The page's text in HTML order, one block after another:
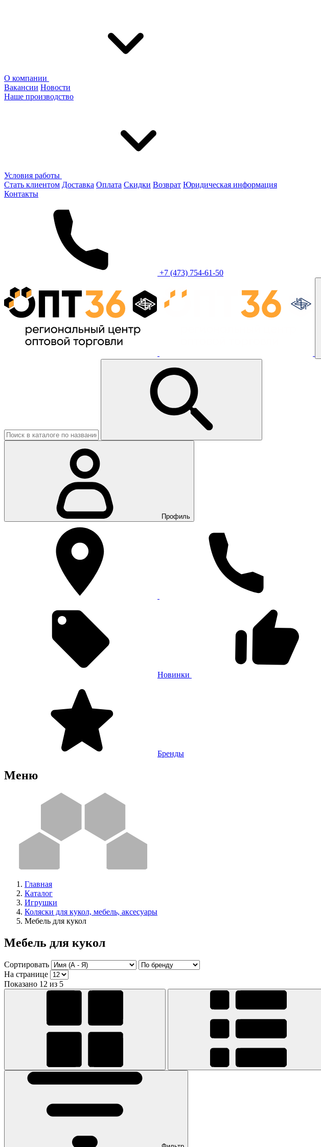
О компании
Вакансии Новости
Наше производство
Условия работы
Стать клиентом Доставка Оплата Скидки Возврат Юридическая информация
Контакты
+7 (473) 754-61-50
Профиль
Новинки
Бренды
Меню
Главная
Каталог
Игрушки
Коляски для кукол, мебель, аксесуары
Мебель для кукол
Мебель для кукол
Сортировать
На странице
Показано 12 из 5